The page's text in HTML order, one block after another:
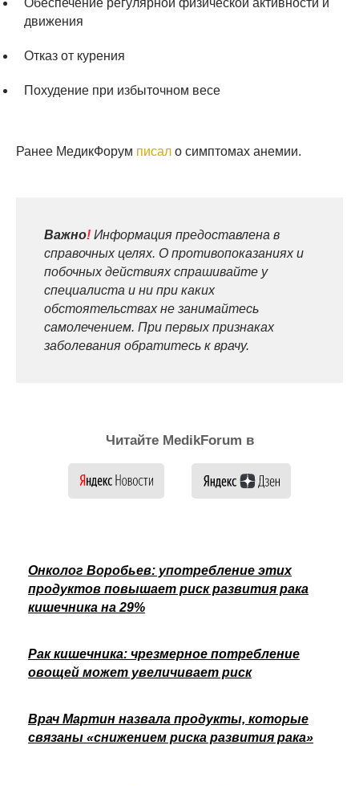
Обеспечение регулярной физической активности и
движения
Отказ от курения
Похудение при избыточном весе
Ранее МедикФорум писал о симптомах анемии.
Важно! Информация предоставлена в
справочных целях. О противопоказаниях и
побочных действиях спрашивайте у
специалиста и ни при каких
обстоятельствах не занимайтесь
самолечением. При первых признаках
заболевания обратитесь к врачу.
Читайте MedikForum в
Онколог Воробьев: употребление этих
продуктов повышает риск развития рака
кишечника на 29%
Рак кишечника: чрезмерное потребление
овощей может увеличивает риск
Врач Мартин назвала продукты, которые
связаны «снижением риска развития рака»